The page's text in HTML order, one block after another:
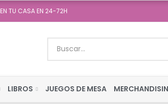
EN TU CASA EN 24-72H
LIBROS JUEGOS DE MESA